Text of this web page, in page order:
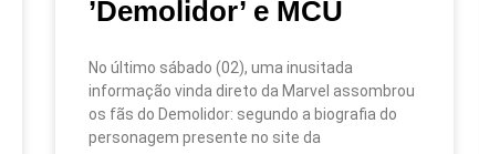
’Demolidor’ e MCU
No último sábado (02), uma inusitada
informação vinda direto da Marvel assombrou
os fãs do Demolidor: segundo a biografia do
personagem presente no site da